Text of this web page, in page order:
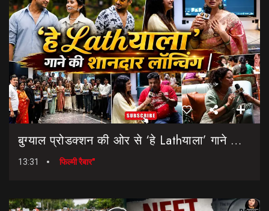
बुग्याल प्रोडक्शन की ओर से ‘हे Lathयाला’ गाने की शानदार लॉन्चिंग || Hey Lathyala || Garhwali Song
13:31 फिल्मी रैबार"